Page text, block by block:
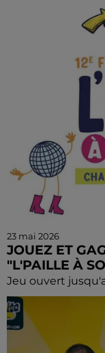
23 mai 2026
JOUEZ ET
"L'PAILLE À
Jeu ouvert